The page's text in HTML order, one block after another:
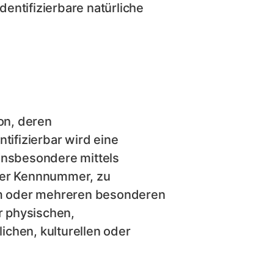
natürliche
deren
wird eine
mittels
Kennnummer, zu
oder mehreren besonderen
physischen,
kulturellen oder